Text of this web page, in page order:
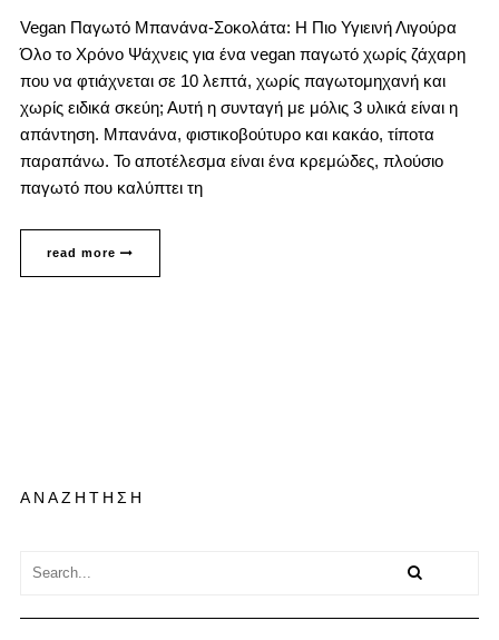
Vegan Παγωτό Μπανάνα-Σοκολάτα: Η Πιο Υγιεινή Λιγούρα
Όλο το Χρόνο Ψάχνεις για ένα vegan παγωτό χωρίς ζάχαρη
που να φτιάχνεται σε 10 λεπτά, χωρίς παγωτομηχανή και
χωρίς ειδικά σκεύη; Αυτή η συνταγή με μόλις 3 υλικά είναι η
απάντηση. Μπανάνα, φιστικοβούτυρο και κακάο, τίποτα
παραπάνω. Το αποτέλεσμα είναι ένα κρεμώδες, πλούσιο
παγωτό που καλύπτει τη
read more
ΑΝΑΖΗΤΗΣΗ